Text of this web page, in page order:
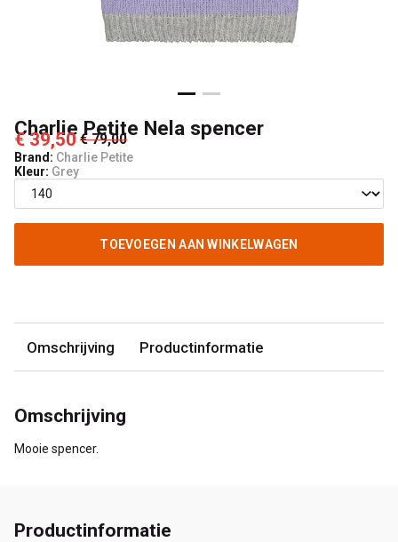
Charlie Petite Nela spencer
€ 39,50 € 79,00
Brand: Charlie Petite
Kleur: Grey
TOEVOEGEN AAN WINKELWAGEN
Omschrijving Productinformatie
Omschrijving
Mooie spencer.
Productinformatie